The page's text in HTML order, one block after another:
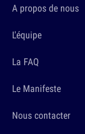
A propos de nous
L'équipe
La FAQ
Le Manifeste
Nous contacter